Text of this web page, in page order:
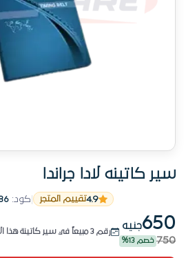
سير كاتينه لادا جراندا
4.9تقييم المتجر كود:
650جنيه
750 خصم 13%
11 طلب قريب
رقم 3 مبيعاً في سير كاتينة هذا الأسبوع